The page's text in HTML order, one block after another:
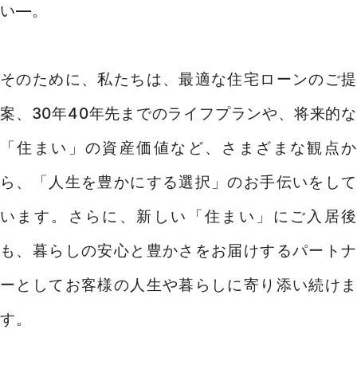
い―。
そのために、私たちは、最適な住宅ローンのご提
案、30年40年先までのライフプランや、将来的な
「住まい」の資産価値など、さまざまな観点か
ら、「人生を豊かにする選択」のお手伝いをして
います。さらに、新しい「住まい」にご入居後
も、暮らしの安心と豊かさをお届けするパートナ
ーとしてお客様の人生や暮らしに寄り添い続けま
す。